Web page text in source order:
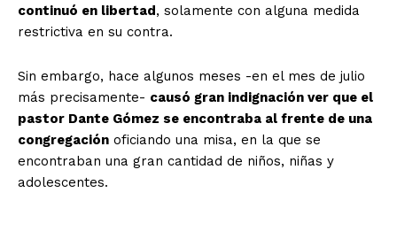
continuó en libertad, solamente con alguna medida
restrictiva en su contra.
Sin embargo, hace algunos meses -en el mes de julio
más precisamente- causó gran indignación ver que el
pastor Dante Gómez se encontraba al frente de una
congregación oficiando una misa, en la que se
encontraban una gran cantidad de niños, niñas y
adolescentes.